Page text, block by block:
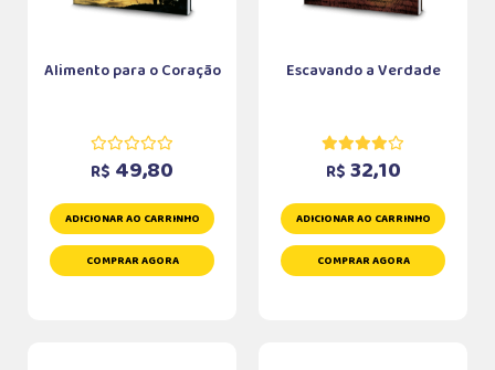
Alimento para o Coração
R$ 49,80
ADICIONAR AO CARRINHO
COMPRAR AGORA
Escavando a Verdade
R$ 32,10
ADICIONAR AO CARRINHO
COMPRAR AGORA